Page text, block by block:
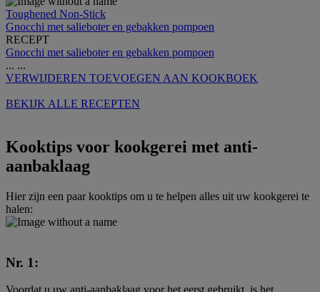
Toughened Non-Stick
Gnocchi met salieboter en gebakken pompoen
RECEPT
Gnocchi met salieboter en gebakken pompoen
... ...
VERWIJDEREN TOEVOEGEN AAN KOOKBOEK
BEKIJK ALLE RECEPTEN
Kooktips voor kookgerei met anti-
aanbaklaag
Hier zijn een paar kooktips om u te helpen alles uit uw kookgerei te
halen:
Nr. 1: